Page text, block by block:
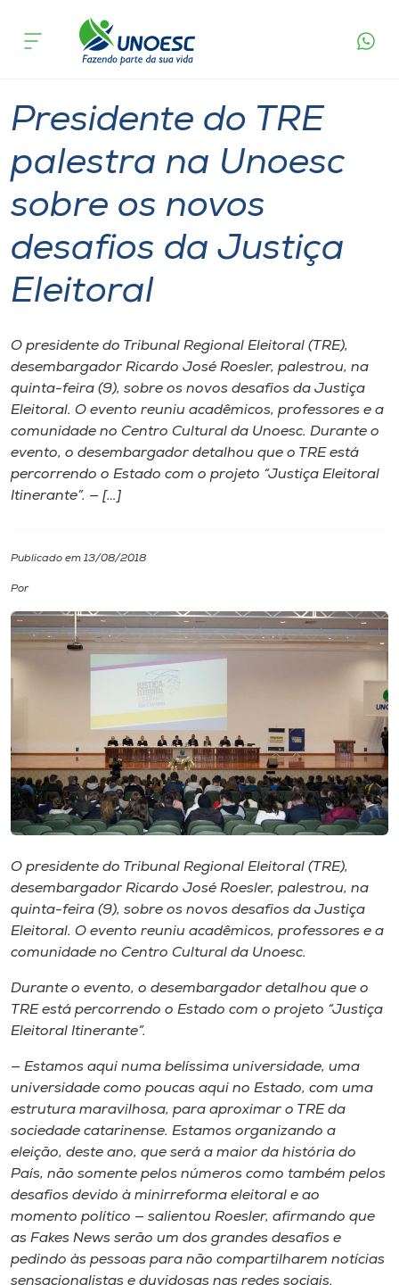
Cursos
Pesquisa
Atendimento ao Estudante
Portal de Ensino
Internacionalização
I.nova
Diplomados
Biblioteca
Rádio
Museu
Unoesc
Store
o idioma
A+
acontece
Presidente do TRE
palestra na Unoesc
sobre os novos
desafios da Justiça
Eleitoral
O presidente do Tribunal Regional Eleitoral (TRE),
desembargador Ricardo José Roesler, palestrou, na
quinta-feira (9), sobre os novos desafios da Justiça
Eleitoral. O evento reuniu acadêmicos, professores e a
comunidade no Centro Cultural da Unoesc. Durante o
evento, o desembargador detalhou que o TRE está
percorrendo o Estado com o projeto “Justiça Eleitoral
Itinerante”. — […]
Publicado em 13/08/2018
Por
O presidente do Tribunal Regional Eleitoral (TRE),
desembargador Ricardo José Roesler, palestrou, na
quinta-feira (9), sobre os novos desafios da Justiça
Eleitoral. O evento reuniu acadêmicos, professores e a
comunidade no Centro Cultural da Unoesc.
Durante o evento, o desembargador detalhou que o
TRE está percorrendo o Estado com o projeto “Justiça
Eleitoral Itinerante”.
— Estamos aqui numa belíssima universidade, uma
universidade como poucas aqui no Estado, com uma
estrutura maravilhosa, para aproximar o TRE da
sociedade catarinense. Estamos organizando a
eleição, deste ano, que será a maior da história do
País, não somente pelos números como também pelos
desafios devido à minirreforma eleitoral e ao
momento político — salientou Roesler, afirmando que
as Fakes News serão um dos grandes desafios e
pedindo às pessoas para não compartilharem notícias
sensacionalistas e duvidosas nas redes sociais.